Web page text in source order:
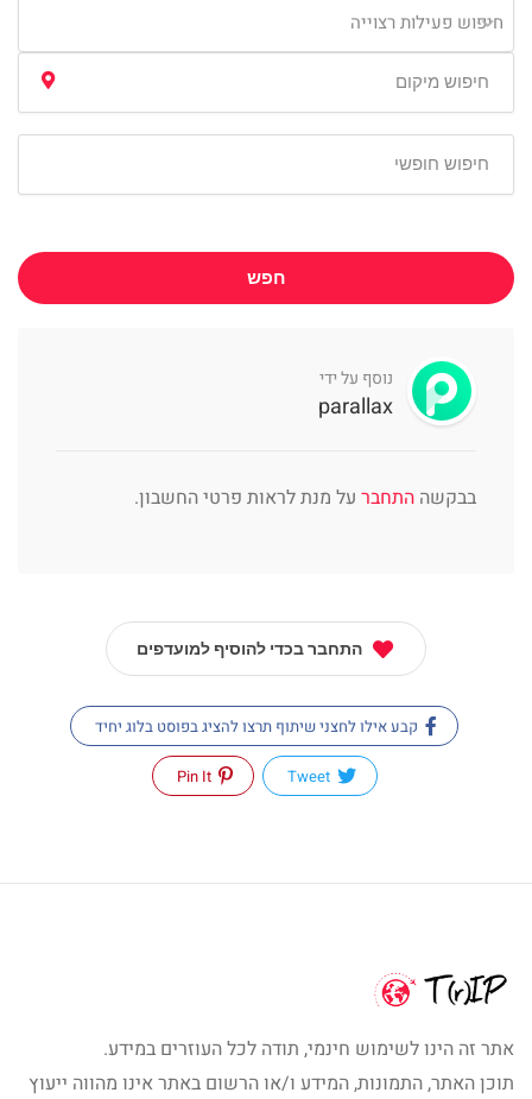
חיפוש פעילות רצוייה
חפש
נוסף על ידי
parallax
בבקשה התחבר על מנת לראות פרטי החשבון.
התחבר בכדי להוסיף למועדפים
קבע אילו לחצני שיתוף תרצו להציג בפוסט בלוג יחיד
Tweet
Pin It
אתר זה הינו לשימוש חינמי, תודה לכל העוזרים במידע.
תוכן האתר, התמונות, המידע ו/או הרשום באתר אינו מהווה ייעוץ